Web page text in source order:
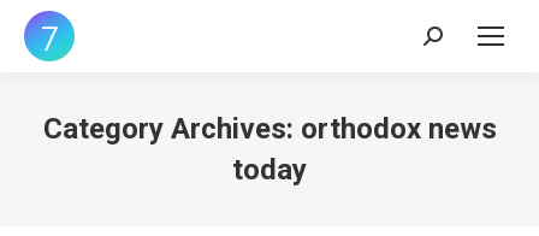
Search:
Category Archives: orthodox news
today